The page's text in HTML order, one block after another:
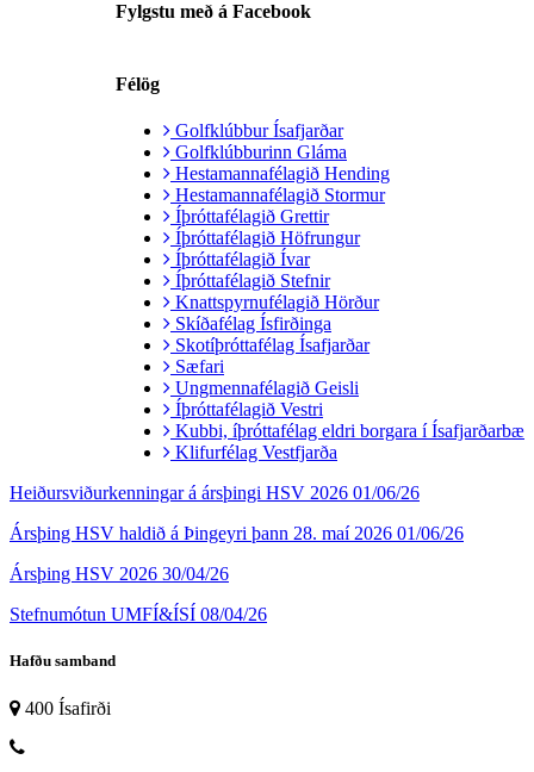
Fylgstu með á Facebook
Félög
Golfklúbbur Ísafjarðar
Golfklúbburinn Gláma
Hestamannafélagið Hending
Hestamannafélagið Stormur
Íþróttafélagið Grettir
Íþróttafélagið Höfrungur
Íþróttafélagið Ívar
Íþróttafélagið Stefnir
Knattspyrnufélagið Hörður
Skíðafélag Ísfirðinga
Skotíþróttafélag Ísafjarðar
Sæfari
Ungmennafélagið Geisli
Íþróttafélagið Vestri
Kubbi, íþróttafélag eldri borgara í Ísafjarðarbæ
Klifurfélag Vestfjarða
Heiðursviðurkenningar á ársþingi HSV 2026 01/06/26
Ársþing HSV haldið á Þingeyri þann 28. maí 2026 01/06/26
Ársþing HSV 2026 30/04/26
Stefnumótun UMFÍ&ÍSÍ 08/04/26
Hafðu samband
400 Ísafirði